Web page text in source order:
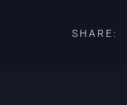
SHARE: